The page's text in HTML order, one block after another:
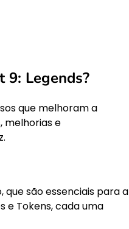
9: Legends?
que melhoram a
melhorias e
são essenciais para a
e Tokens, cada uma